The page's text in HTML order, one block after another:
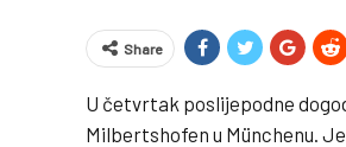
Share
U četvrtak poslijepodne
Milbertshofen u Münchenu.